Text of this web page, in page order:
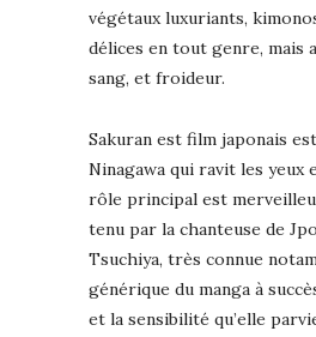
végétaux luxuriants,
délices en tout genre, mais
sang, et froideur.
Sakuran est film japonais
Ninagawa qui ravit les yeux
rôle principal est
tenu par la chanteuse de
Tsuchiya, très connue
générique du manga à
et la sensibilité qu’elle